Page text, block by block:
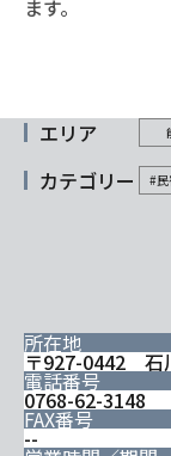
ます。
エリア
カテゴリー #民
所在地
〒927-0442 石
電話番号
0768-62-3148
FAX番号
--